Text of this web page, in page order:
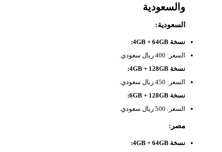
والسعودية
السعودية:
نسخة 4GB + 64GB:
السعر: 400 ريال سعودي.
نسخة 4GB + 128GB:
السعر: 450 ريال سعودي.
نسخة 6GB + 128GB:
السعر: 500 ريال سعودي.
مصر:
نسخة 4GB + 64GB: